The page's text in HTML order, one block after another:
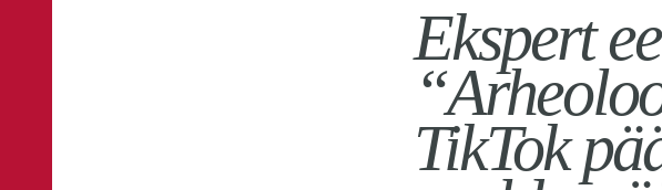
Ekspert
TikTok